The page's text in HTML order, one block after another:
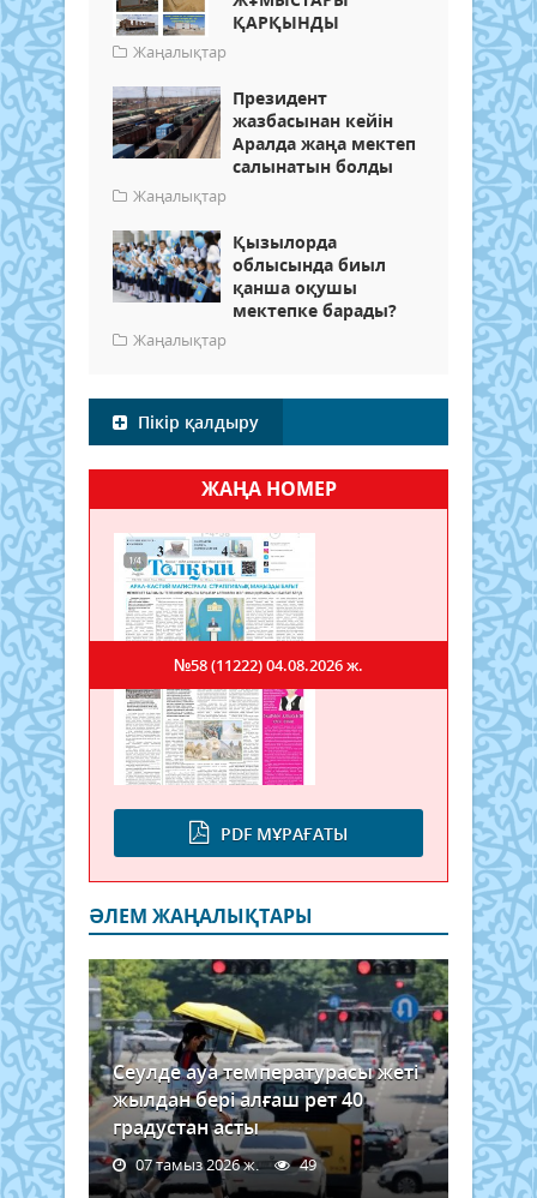
ҚАРҚЫНДЫ
Жаңалықтар
Президент
жазбасынан кейін
Аралда жаңа мектеп
салынатын болды
Жаңалықтар
Қызылорда
облысында биыл
қанша оқушы
мектепке барады?
Жаңалықтар
Пікір қалдыру
ЖАҢА НОМЕР
PDF МҰРАҒАТЫ
№58 (11222)04.08.2026 ж.
ӘЛЕМ ЖАҢАЛЫҚТАРЫ
Сеулде ауа температурасы жеті
жылдан бері алғаш рет 40
градустан асты
07 тамыз 2026 ж. 49